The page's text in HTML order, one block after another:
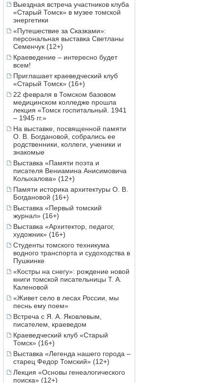
Выездная встреча участников клуба
«Старый Томск» в музее томской
энергетики
«Путешествие за Сказками»:
персональная выставка Светланы
Семенчук (12+)
Краеведение – интересно будет
всем!
Приглашает краеведческий клуб
«Старый Томск» (16+)
22 февраля в Томском базовом
медицинском колледже прошла
лекция «Томск госпитальный. 1941
– 1945 гг.»
На выставке, посвященной памяти
О. В. Богдановой, собрались ее
родственники, коллеги, ученики и
знакомые
Выставка «Памяти поэта и
писателя Вениамина Анисимовича
Колыхалова» (12+)
Памяти историка архитектуры О. В.
Богдановой (16+)
Выставка «Первый томский
журнал» (16+)
Выставка «Архитектор, педагог,
художник» (16+)
Студенты томского техникума
водного транспорта и судоходства в
Пушкинке
«Костры на снегу»: рождение новой
книги томской писательницы Т. А.
Каленовой
«Живет село в лесах России, мы
песнь ему поем»
Встреча с Я. А. Яковлевым,
писателем, краеведом
Краеведческий клуб «Старый
Томск» (16+)
Выставка «Легенда нашего города –
старец Федор Томский» (12+)
Лекция «Основы генеалогического
поиска» (12+)